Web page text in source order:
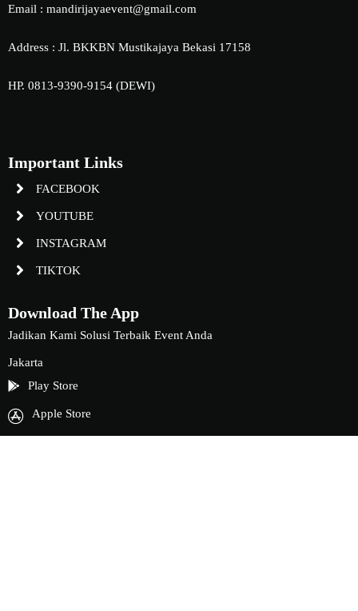
Email : mandirijayaevent@gmail.com
Address : Jl. BKKBN Mustikajaya Bekasi 17158
HP. 0813-9390-9154 (DEWI)
Important Links
FACEBOOK
YOUTUBE
INSTAGRAM
TIKTOK
Download The App
Jadikan Kami Solusi Terbaik Event Anda
Jakarta
Play Store
Apple Store